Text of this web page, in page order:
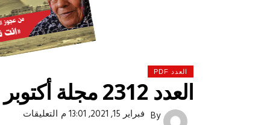
العدد PDF
العدد 2312 مجلة أكتوبر
By فبراير 15, 2021, 13:01 م التعليقات
التشجيع «أخلاق» وليس «تحفيل»